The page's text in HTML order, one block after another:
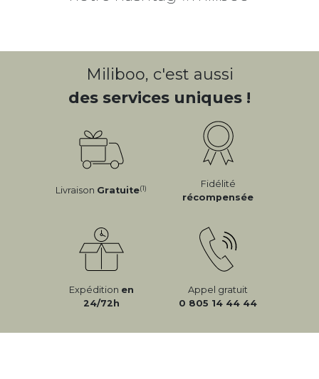
Miliboo, c'est aussi
des services uniques !
Livraison Gratuite(1)
Fidélité
récompensée
Expédition en
24/72h
Appel gratuit
0 805 14 44 44